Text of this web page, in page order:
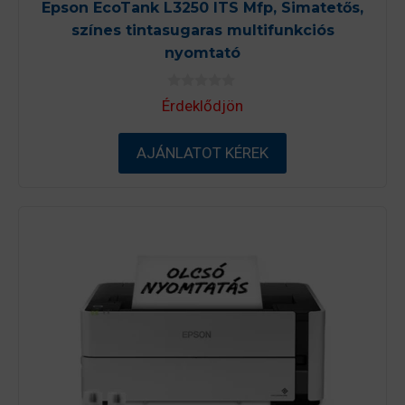
Epson EcoTank L3250 ITS Mfp, Simatetős,
színes tintasugaras multifunkciós
nyomtató
0
a
5
-
b
ő
Érdeklődjön
AJÁNLATOT KÉREK